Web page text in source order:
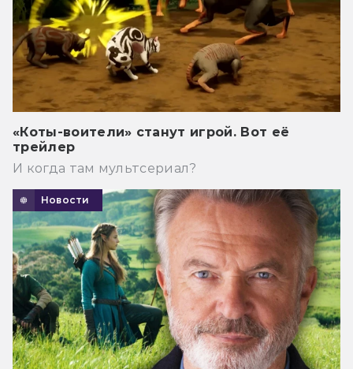
«Коты-воители» станут игрой. Вот её
трейлер
И когда там мультсериал?
Новости